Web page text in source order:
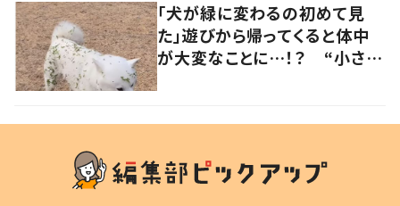
「犬が緑に変わるの初めて見
た」遊びから帰ってくると体中
が大変なことに…！？ “小さい